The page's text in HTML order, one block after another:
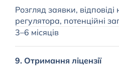
Розгляд заявки,
регулятора, потенційні
3–6 місяців
9. Отримання ліцензії